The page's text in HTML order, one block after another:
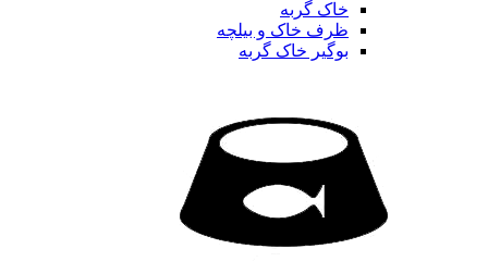
خاک گربه
ظرف خاک و بیلچه
بوگیر خاک گربه